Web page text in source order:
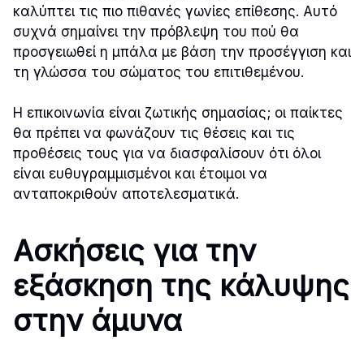
καλύπτει τις πιο πιθανές γωνίες επίθεσης. Αυτό
συχνά σημαίνει την πρόβλεψη του πού θα
προσγειωθεί η μπάλα με βάση την προσέγγιση και
τη γλώσσα του σώματος του επιτιθεμένου.
Η επικοινωνία είναι ζωτικής σημασίας; οι παίκτες
θα πρέπει να φωνάζουν τις θέσεις και τις
προθέσεις τους για να διασφαλίσουν ότι όλοι
είναι ευθυγραμμισμένοι και έτοιμοι να
ανταποκριθούν αποτελεσματικά.
Ασκήσεις για την
εξάσκηση της κάλυψης
στην άμυνα